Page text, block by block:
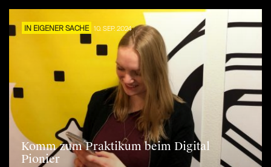
IN EIGENER SACHE 10. SEP. 2024
Komm zum Praktikum beim Digital
Pionier